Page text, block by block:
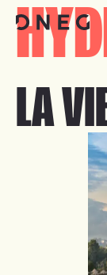
LA